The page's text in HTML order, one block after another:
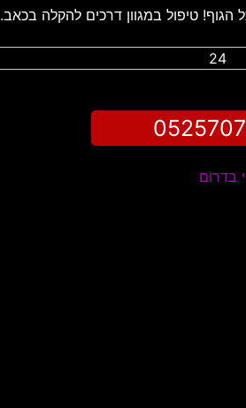
טיפול במגוון דרכים להקלה בכאב.
24
בדרום